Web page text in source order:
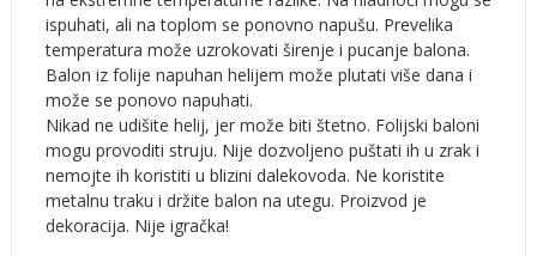
ispuhati, ali na toplom se ponovno napušu. Prevelika
temperatura može uzrokovati širenje i pucanje balona.
Balon iz folije napuhan helijem može plutati više dana i
može se ponovo napuhati.
Nikad ne udišite helij, jer može biti štetno. Folijski baloni
mogu provoditi struju. Nije dozvoljeno puštati ih u zrak i
nemojte ih koristiti u blizini dalekovoda. Ne koristite
metalnu traku i držite balon na utegu. Proizvod je
dekoracija. Nije igračka!